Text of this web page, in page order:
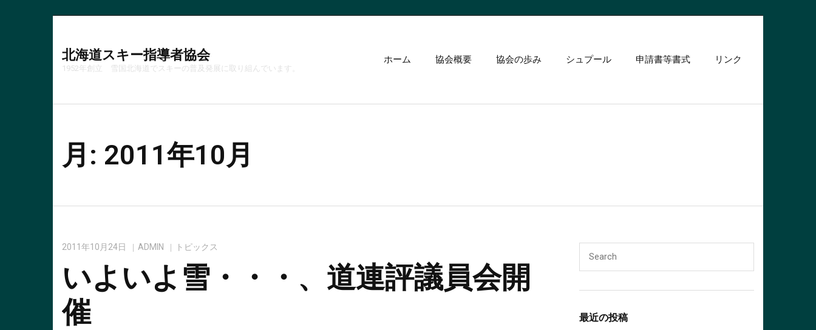
北海道スキー指導者協会
1952年創立 雪国北海道でスキーの普及発展に取り組んでいます。
ホーム 協会概要 協会の歩み シュプール 申請書等書式 リンク
月: 2011年10月
2011年10月24日 ADMIN トピックス
いよいよ雪・・・、道連評議員会開
催
最近の投稿